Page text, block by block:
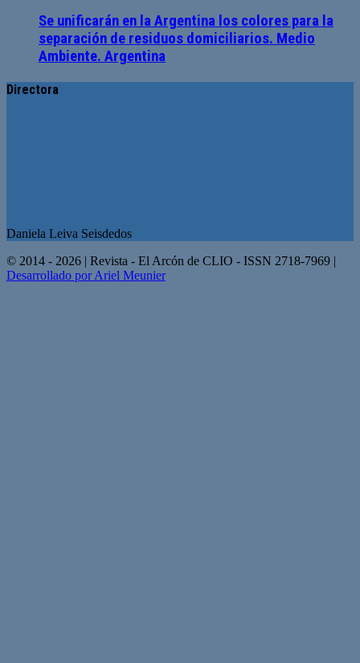
Se unificarán en la Argentina los colores para la
separación de residuos domiciliarios. Medio
Ambiente. Argentina
Directora
Daniela Leiva Seisdedos
© 2014 - 2026 | Revista - El Arcón de CLIO - ISSN 2718-7969 |
Desarrollado por Ariel Meunier